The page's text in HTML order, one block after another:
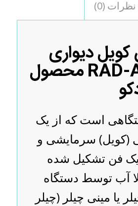
نظرات (0)
دیواری
مدل RAD-AFD محصول
است که از یک
(کویل) سرمایشی و
فن تشکیل شده
آب توسط دستگاه
یا مینی چیلر (چیلر